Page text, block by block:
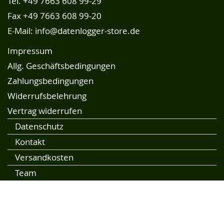
Fax +49 7663 608 99-20
E-Mail: info@datenlogger-store.de
Impressum
Allg. Geschäftsbedingungen
Zahlungsbedingungen
Widerrufsbelehrung
Vertrag widerrufen
Datenschutz
Kontakt
Versandkosten
Team